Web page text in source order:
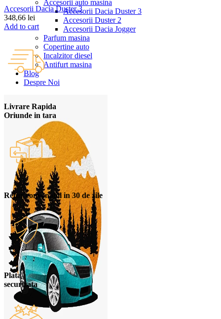
Accesorii auto masina
Accesorii Dacia Duster 3
Accesorii Duster 2
Accesorii Dacia Jogger
Parfum masina
Copertine auto
Incalzitor diesel
Antifurt masina
Blog
Despre Noi
Accesorii Dacia Duster 3
348,66 lei
Add to cart
Livrare Rapida
Oriunde in tara
Retur convenabil in 30 de zile
Plata
securizata